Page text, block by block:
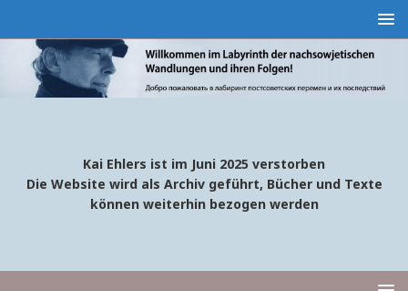
Kai Ehlers ist im Juni 2025 verstorben
Die Website wird als Archiv geführt, Bücher und Texte
können weiterhin bezogen werden